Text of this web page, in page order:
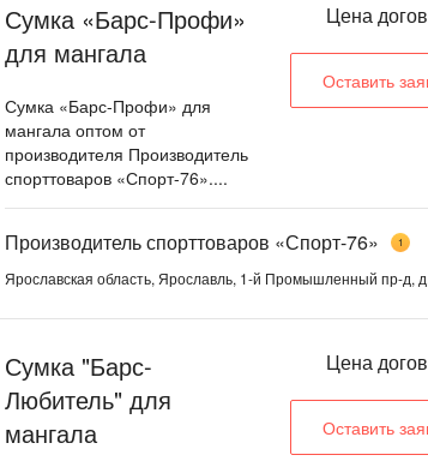
Сумка «Барс-Профи»
для мангала
Сумка «Барс-Профи» для
мангала оптом от
производителя Производитель
спорттоваров «Спорт-76»....
Цена
Оставить
Производитель спорттоваров «Спорт-76» 1
Ярославская область, Ярославль, 1-й Промышленный пр-д,
Сумка "Барс-
Любитель" для
мангала
Цена
Оставить